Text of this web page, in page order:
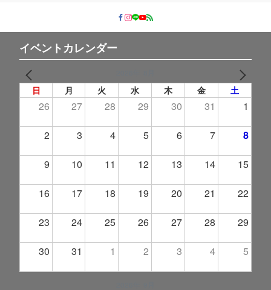
イベントカレンダー
日 月 火 水 木 金 土
26 27 28 29 30 31 1
2 3 4 5 6 7 8
9 10 11 12 13 14 15
16 17 18 19 20 21 22
23 24 25 26 27 28 29
30 31 1 2 3 4 5